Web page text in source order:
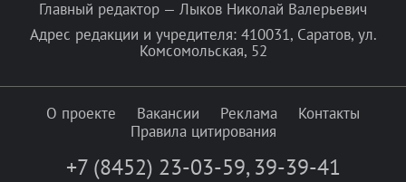
Главный редактор — Лыков Николай Валерьевич
Адрес редакции и учредителя: 410031, Саратов, ул.
Комсомольская, 52
О проекте Вакансии Реклама
Контакты
Правила цитирования
+7 (8452) 23-03-59, 39-39-41